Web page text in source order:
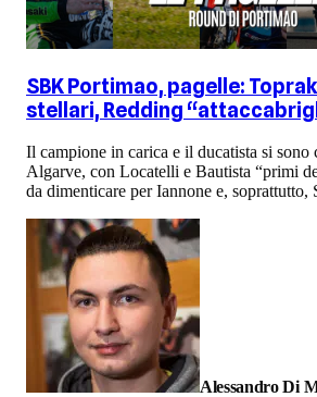
SBK Portimao, pagelle:
stellari, Redding
Il campione in carica e il ducatista si sono
Algarve, con Locatelli e Bautista “primi
da dimenticare per Iannone e, soprattutto,
Alessandro Di